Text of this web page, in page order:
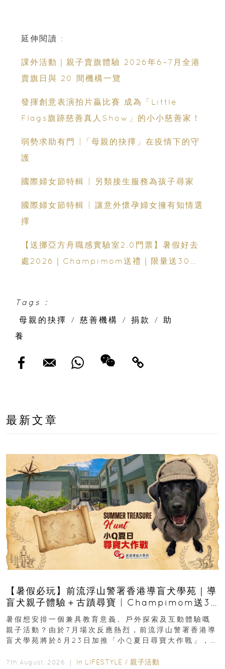
延伸閱讀 :
課外活動｜親子賣旗體驗 2026年6–7月全港
賣旗日與 20 間機構一覽
發揮創意表演拍片贏比賽 成為「Little
Flags旗跡慈善真人Show」的小小慈善家！
弱勢求助有門 |「母親的抉擇」在疫情下的守
護
國際婦女節特輯 | 另類接生服務為孩子尋家
國際婦女節特輯 | 讓意外懷孕婦女擁有知情選
擇
【送挪亞方舟職感實驗室2.0門票】暑假好去
處2026｜Champimom送禮｜限量送30套
Tags :
母親的抉擇
/ 慈善機構 / 捐款 /
助
養
最新文章
【暑假必玩】前流浮山警署香港導盲犬學苑｜導
盲犬親子體驗＋古蹟尋寶 | Champimom送3
組免費名額
暑假想安排一個兼具教育意義、戶外探索及互動體驗嘅
親子活動？由於7月場次反應熱烈，前流浮山警署香港導
盲犬學苑將於8月23日加推「小Q夏日尋寶大作戰」，家
7th August, 2026 ｜ In LIFESTYLE / 親子活動